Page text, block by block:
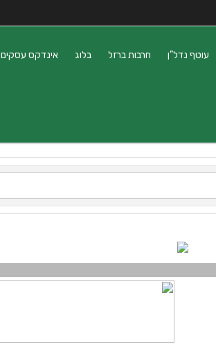
עוטף נדל”ן חרבות ברזל בלוג אינדקס עסקים